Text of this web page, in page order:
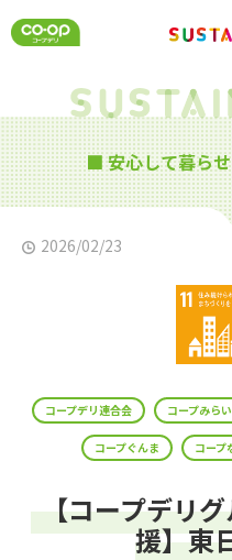
■ 安心して暮ら
2026/02/23
コープデリ連合会 コープみらい
コープぐんま コープ
【コープデリ
援】東